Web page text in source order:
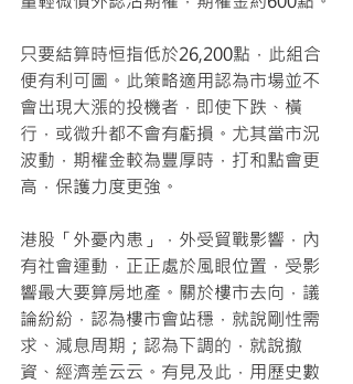
只要結算時恒指低於26,200點，此組合
便有利可圖。此策略適用認為市場並不
會出現大漲的投機者，即使下跌、橫
行，或微升都不會有虧損。尤其當市況
波動，期權金較為豐厚時，打和點會更
高，保護力度更強。
港股「外憂內患」，外受貿戰影響，內
有社會運動，正正處於風眼位置，受影
響最大要算房地產。關於樓市去向，議
論紛紛，認為樓市會站穩，就說剛性需
求、減息周期；認為下調的，就說撤
資、經濟差云云。有見及此，用歷史數